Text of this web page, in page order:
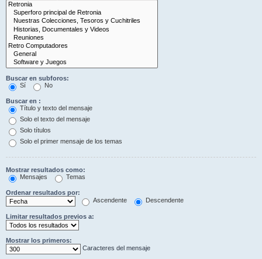
Buscar en subforos:
Sí
No
Buscar en :
Título y texto del mensaje
Solo el texto del mensaje
Solo títulos
Solo el primer mensaje de los temas
Mostrar resultados como:
Mensajes
Temas
Ordenar resultados por:
Ascendente
Descendente
Limitar resultados previos a:
Mostrar los primeros:
Caracteres del mensaje